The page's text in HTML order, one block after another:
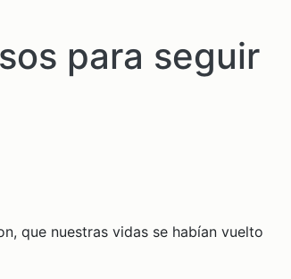
para seguir
que nuestras vidas se habían vuelto